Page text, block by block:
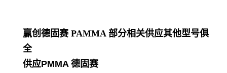
赢创德固赛 PAMMA 部分相关供应其他型号俱
全
供应PMMA 德固赛